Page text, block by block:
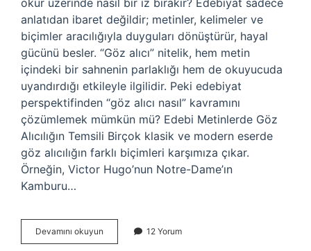
okur üzerinde nasıl bir iz bırakır? Edebiyat sadece
anlatıdan ibaret değildir; metinler, kelimeler ve
biçimler aracılığıyla duyguları dönüştürür, hayal
gücünü besler. “Göz alıcı” nitelik, hem metin
içindeki bir sahnenin parlaklığı hem de okuyucuda
uyandırdığı etkileyle ilgilidir. Peki edebiyat
perspektifinden “göz alıcı nasıl” kavramını
çözümlemek mümkün mü? Edebi Metinlerde Göz
Alıcılığın Temsili Birçok klasik ve modern eserde
göz alıcılığın farklı biçimleri karşımıza çıkar.
Örneğin, Victor Hugo’nun Notre-Dame’ın
Kamburu…
Devamını okuyun
alıcı
12 Yorum